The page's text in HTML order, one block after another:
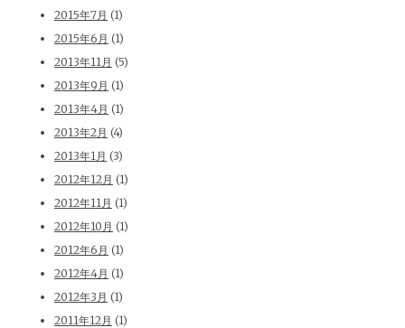
2015年7月 (1)
2015年6月 (1)
2013年11月 (5)
2013年9月 (1)
2013年4月 (1)
2013年2月 (4)
2013年1月 (3)
2012年12月 (1)
2012年11月 (1)
2012年10月 (1)
2012年6月 (1)
2012年4月 (1)
2012年3月 (1)
2011年12月 (1)